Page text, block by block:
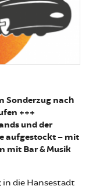
Sonderzug nach
+++
und der
aufgestockt – mit
mit Bar & Musik
die Hansestadt